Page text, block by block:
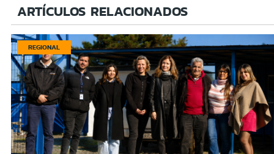
ARTÍCULOS RELACIONADOS
REGIONAL